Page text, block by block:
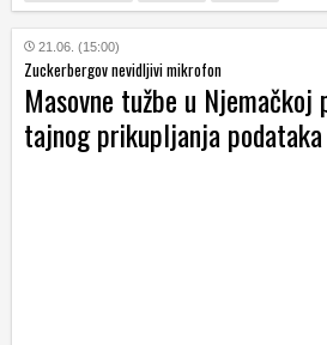
21.06. (15:00)
Zuckerbergov nevidljivi mikrofon
Masovne tužbe u
tajnog prikupljanja